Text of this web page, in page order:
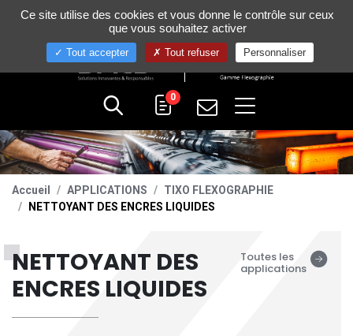
+33 (0)4 75 58 80 10
0
Accueil APPLICATIONS
TIXO FLEXOGRAPHIE
NETTOYANT DES ENCRES LIQUIDES
NETTOYANT DES
ENCRES LIQUIDES
Toutes les
applications
Gestion de vos préférences sur les cookies
Ce site utilise des cookies et vous donne le contrôle sur ceux
que vous souhaitez activer
Tout accepter Tout refuser Personnaliser